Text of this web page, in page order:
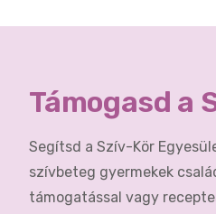
Támogasd a
Segítsd a Szív-Kör
szívbeteg gyermekek
támogatással vagy